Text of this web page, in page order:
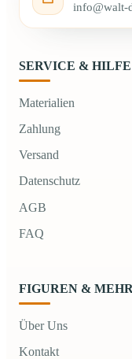
info@walt-
SERVICE & HILFE
Materialien
Zahlung
Versand
Datenschutz
AGB
FAQ
FIGUREN & MEHR
Über Uns
Kontakt